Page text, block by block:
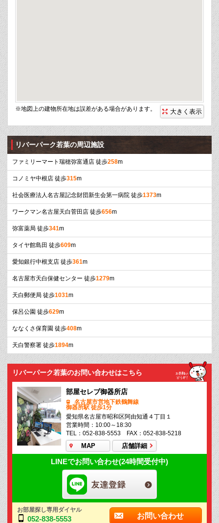
※地図上の建物所在地は誤差がある場合があります。 大きく表示
リバーパーク若葉の周辺施設
ファミリーマート瑞穂弥富通店 徒歩258m
コノミヤ中根店 徒歩315m
社会医療法人名古屋記念財団新生会第一病院 徒歩1373m
ワークマン名古屋天白菅田店 徒歩656m
弥富薬局 徒歩341m
タイヤ館島田 徒歩609m
愛知銀行中根支店 徒歩361m
名古屋市天白保健センター 徒歩1279m
天白郵便局 徒歩1031m
保呂公園 徒歩629m
ななくさ保育園 徒歩408m
天白警察署 徒歩1894m
リバーパーク若葉のお問い合わせはこちら
部屋セレブ御器所店
名古屋市営地下鉄鶴舞線
御器所駅 徒歩1分
愛知県名古屋市昭和区阿由知通４丁目１
営業時間：10:00～18:30
TEL：052-838-5553 FAX：052-838-5218
MAP 店舗詳細
LINEでお問い合わせ(24時間受付中)
お部屋探し専用ダイヤル
052-838-5553 お問い合わせ